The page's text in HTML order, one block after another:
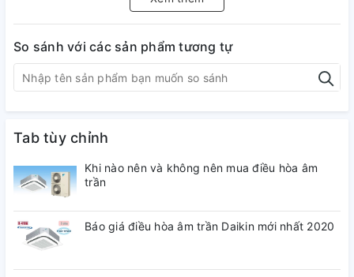
Công nghệ hình ảnh:
AiPQ gen 2, Dolby Vision, HDR10, Micro Dimming, MEMC
60Hz
Công nghệ âm thanh:
Dolby Atmos, hệ thống loa Onkyo, âm thanh vòm DTS HD
So sánh với các sản phẩm tương tự
Tab tùy chỉnh
Khi nào nên và không nên mua điều hòa âm
trần
Báo giá điều hòa âm trần Daikin mới nhất 2020